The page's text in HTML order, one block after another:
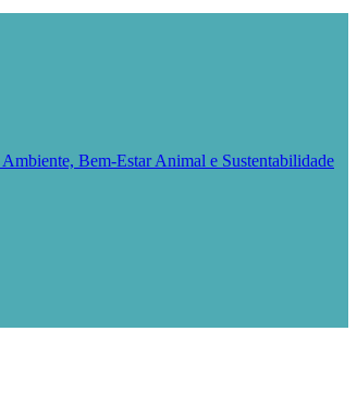
Ambiente, Bem-Estar Animal e Sustentabilidade